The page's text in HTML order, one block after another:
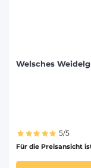
Welsches
5/5
Für die Preisansicht